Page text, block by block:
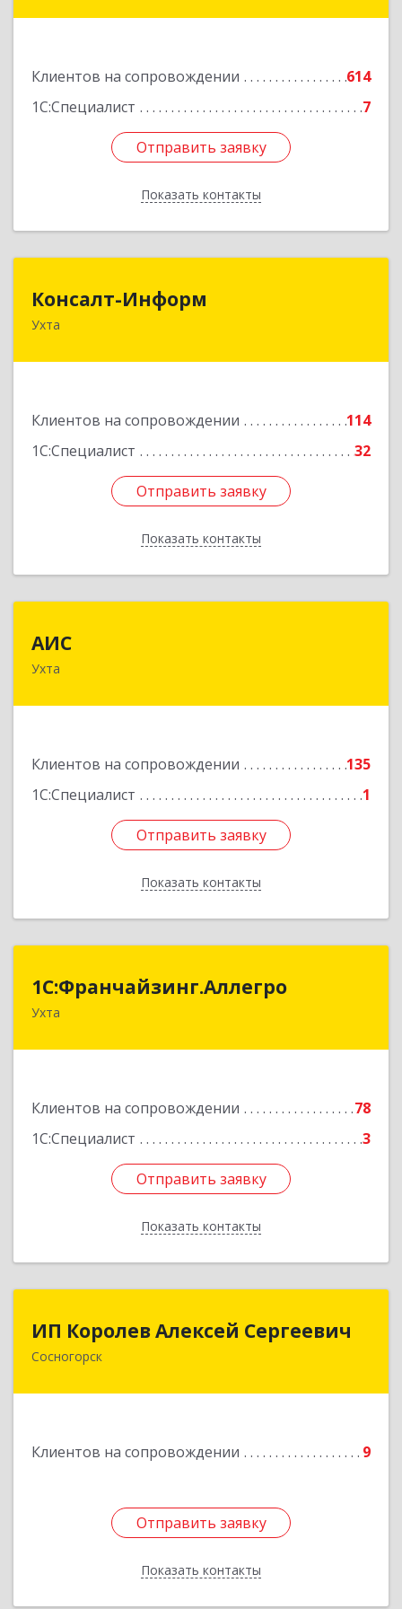
Клиентов на сопровождении
614
1С:Специалист
7
Отправить заявку
Показать контакты
Отправить заявку
Назад
Консалт-Информ
Ухта
Клиентов на сопровождении
114
1С:Специалист
32
Отправить заявку
Показать контакты
169300, Коми Респ, Ухта г, Строителей пр-д 1, 2
Отправить заявку
Назад
АИС
Ухта
Клиентов на сопровождении
135
1С:Специалист
1
Отправить заявку
Показать контакты
169310, Коми Респ, Ухта г, Первомайская ул.,
Отправить заявку
Назад
1С:Франчайзинг.Аллегро
Ухта
Клиентов на сопровождении
78
1С:Специалист
3
Отправить заявку
Показать контакты
1С:Франчайзинг.Аллегро
169304, Коми Респ, Ухта г, Чернова ул, дом №
Отправить заявку
Назад
ИП Королев Алексей Сергеевич
Сосногорск
Клиентов на сопровождении 9
Отправить заявку
Показать контакты
ИП Королев Алексей Сергеевич
169500, Коми Респ, Сосногорск г, Советская ул,
Отправить заявку
Назад